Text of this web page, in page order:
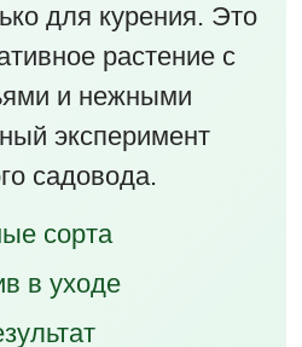
для курения. Это
растение с
и нежными
эксперимент
садовода.
сорта
в уходе